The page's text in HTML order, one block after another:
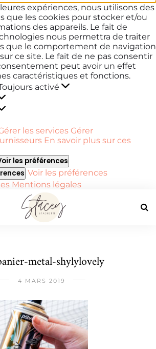
expériences, nous utilisons des
que les cookies pour stocker et/ou
des appareils. Le fait de
nous permettra de traiter
que le comportement de navigation
ce site. Le fait de ne pas consentir
peut avoir un effet
caractéristiques et fonctions.
activé
les services Gérer
En savoir plus sur ces
les préférences
Voir les préférences
Mentions légales
metal-shylylovely
4 MARS 2019